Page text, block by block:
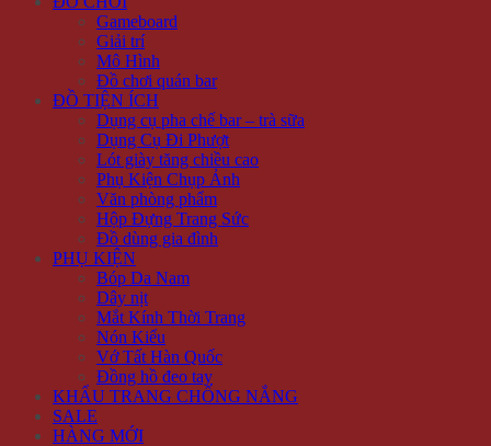
Gameboard
Giải trí
Mô Hình
Đồ chơi quán bar
ĐỒ TIỆN ÍCH
Dụng cụ pha chế bar – trà sữa
Dụng Cụ Đi Phượt
Lót giày tăng chiều cao
Phụ Kiện Chụp Ảnh
Văn phòng phẩm
Hộp Đựng Trang Sức
Đồ dùng gia đình
PHỤ KIỆN
Bóp Da Nam
Dây nịt
Mắt Kính Thời Trang
Nón Kiểu
Vớ Tất Hàn Quốc
Đồng hồ đeo tay
KHẨU TRANG CHỐNG NẮNG
SALE
HÀNG MỚI